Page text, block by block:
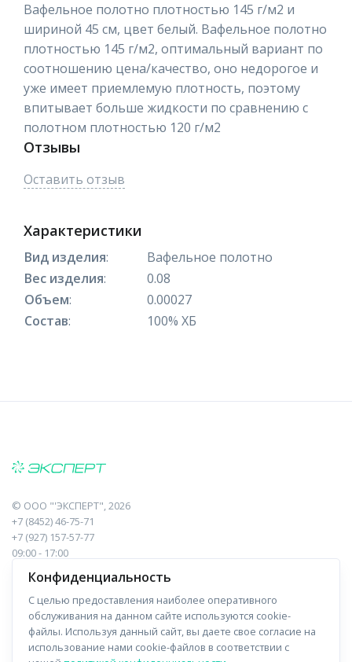
Вафельное полотно плотностью 145 г/м2 и
шириной 45 см, цвет белый. Вафельное полотно
плотностью 145 г/м2, оптимальный вариант по
соотношению цена/качество, оно недорогое и
уже имеет приемлемую плотность, поэтому
впитывает больше жидкости по сравнению с
полотном плотностью 120 г/м2
Отзывы
Оставить отзыв
Характеристики
Вид изделия:
Вафельное полотно
Вес изделия:
0.08
Объем:
0.00027
Состав: 100% ХБ
© ООО "'ЭКСПЕРТ", 2026
+7 (8452) 46-75-71
+7 (927) 157-57-77
09:00 - 17:00
410017, Саратов, Пугачева, 10 к1, оф.23
Навигация
Прайс-лист
Информация
О компании
Конфиденциальность
С целью предоставления наиболее оперативного
обслуживания на данном сайте используются cookie-
файлы. Используя данный сайт, вы даете свое согласие на
использование нами cookie-файлов в соответствии с